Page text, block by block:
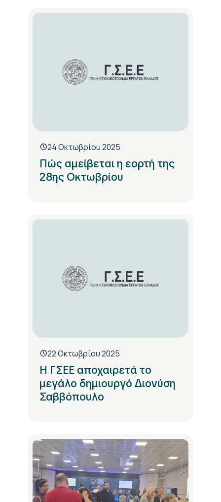
24 Οκτωβρίου 2025
Πώς αμείβεται η εορτή της
28ης Οκτωβρίου
22 Οκτωβρίου 2025
Η ΓΣΕΕ αποχαιρετά το
μεγάλο δημιουργό Διονύση
Σαββόπουλο